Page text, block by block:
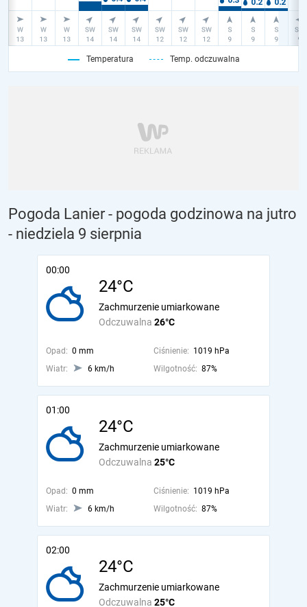
Temperatura Temp. odczuwalna
Pogoda Lanier - pogoda godzinowa na jutro
- niedziela 9 sierpnia
00:00
24°C
Odczuwalna 26°C
Zachmurzenie umiarkowane
Opad: 0 mm Ciśnienie: 1019 hPa
Wiatr:
6 km/h Wilgotność: 87%
01:00
24°C
Odczuwalna 25°C
Zachmurzenie umiarkowane
Opad: 0 mm Ciśnienie: 1019 hPa
Wiatr:
6 km/h Wilgotność: 87%
02:00
24°C
Odczuwalna 25°C
Zachmurzenie umiarkowane